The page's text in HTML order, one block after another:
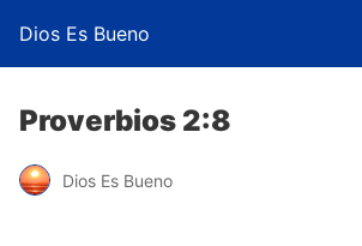
Dios Es Bueno
Proverbios 2:8
Dios Es Bueno